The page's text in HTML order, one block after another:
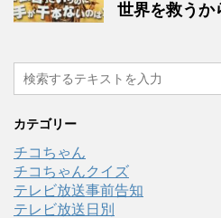
世界を救うか
カテゴリー
チコちゃん
チコちゃんクイズ
テレビ放送事前告知
テレビ放送日別